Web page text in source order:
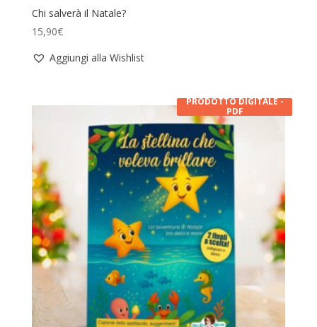
Chi salverà il Natale?
15,90€
Aggiungi alla Wishlist
PRODOTTO DIGITALE -
PDF